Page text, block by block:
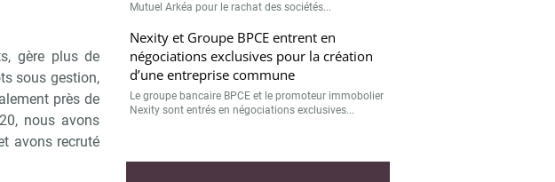
gère plus de
sous gestion,
près de
nous avons
avons recruté
Mutuel Arkéa pour le rachat des sociétés...
Nexity et Groupe BPCE entrent en
négociations exclusives pour la création
d’une entreprise commune
Le groupe bancaire BPCE et le promoteur immobolier
Nexity sont entrés en négociations exclusives...